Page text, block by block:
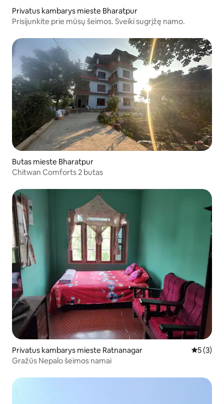
Privatus kambarys mieste Bharatpur
Prisijunkite prie mūsų šeimos. Sveiki sugrįžę namo.
Butas mieste Bharatpur
Chitwan Comforts 2 butas
Privatus kambarys mieste Ratnanagar Vidutinis
5 (3)
Gražūs Nepalo šeimos namai